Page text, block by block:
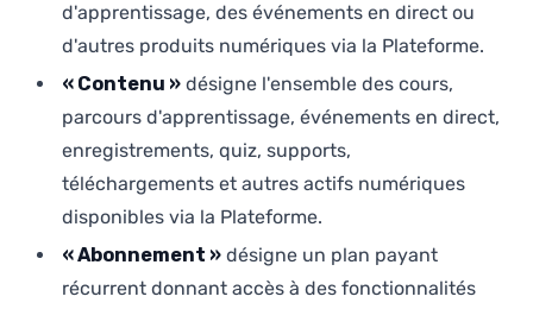
d'apprentissage, des événements en direct ou
d'autres produits numériques via la Plateforme.
« Contenu » désigne l'ensemble des cours,
parcours d'apprentissage, événements en direct,
enregistrements, quiz, supports,
téléchargements et autres actifs numériques
disponibles via la Plateforme.
« Abonnement » désigne un plan payant
récurrent donnant accès à des fonctionnalités